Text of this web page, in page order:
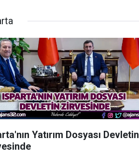
Yatırım Dosyası Devletin